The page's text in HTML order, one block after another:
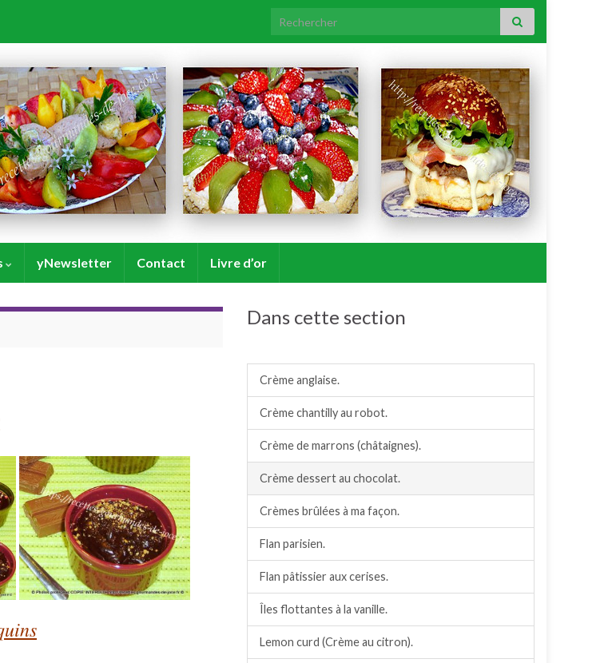
Search for:
yNewsletter Contact Livre d’or
Dans cette section
Crème anglaise.
Crème chantilly au robot.
Crème de marrons (châtaignes).
Crème dessert au chocolat.
Crèmes brûlées à ma façon.
Flan parisien.
Flan pâtissier aux cerises.
Îles flottantes à la vanille.
Lemon curd (Crème au citron).